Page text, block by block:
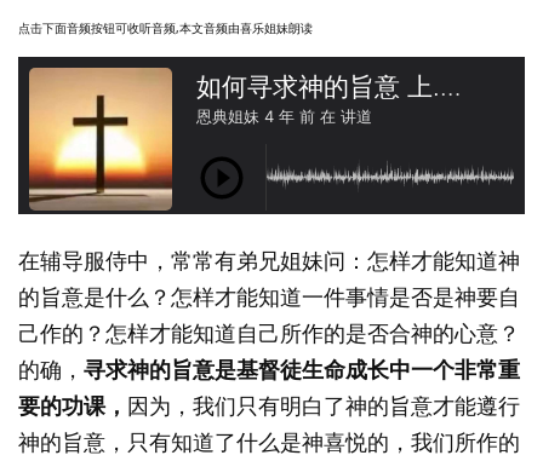
点击下面音频按钮可收听音频,本文音频由喜乐姐妹朗读
在辅导服侍中，常常有弟兄姐妹问：怎样才能知道神
的旨意是什么？怎样才能知道一件事情是否是神要自
己作的？怎样才能知道自己所作的是否合神的心意？
的确， 寻求神的旨意是基督徒生命成长中一个非常重
要的功课， 因为，我们只有明白了神的旨意才能遵行
神的旨意，只有知道了什么是神喜悦的，我们所作的